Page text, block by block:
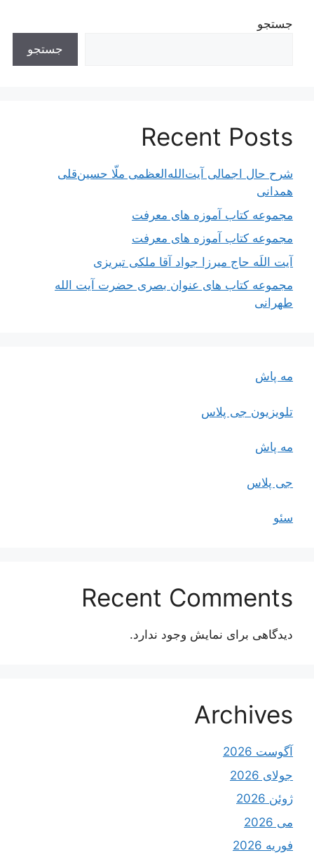
جستجو
جستجو
Recent Posts
شرح حال اجمالی آیت‌الله‌العظمی ملّا حسین‌قلی
همدانی
مجموعه کتاب آموزه های معرفت
مجموعه کتاب آموزه های معرفت
آیت اللَه حاج میرزا جواد آقا ملکی تبریزی
مجموعه کتاب های عنوان بصری حضرت آیت الله
طهرانی
مه پاش
تلویزیون جی پلاس
مه پاش
جی پلاس
سئو
Recent Comments
دیدگاهی برای نمایش وجود ندارد.
Archives
آگوست 2026
جولای 2026
ژوئن 2026
می 2026
فوریه 2026